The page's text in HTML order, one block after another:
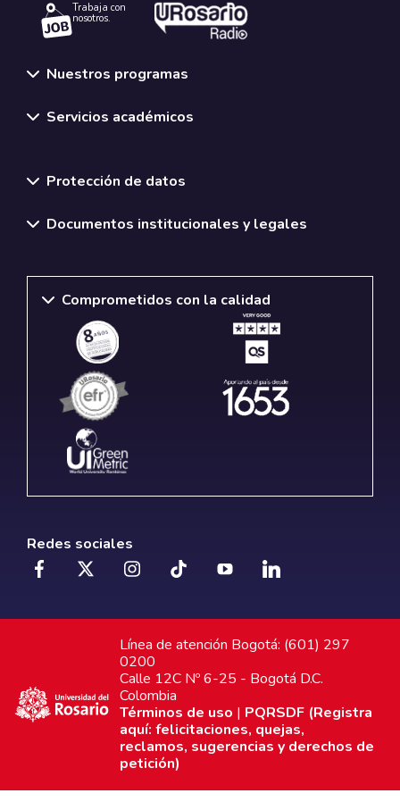
Trabaja con
nosotros.
Nuestros programas
Servicios académicos
Protección de datos
Documentos institucionales y legales
Comprometidos con la calidad
Redes sociales
Línea de atención Bogotá: (601) 297
0200
Calle 12C Nº 6-25 - Bogotá D.C.
Colombia
Términos de uso | PQRSDF (Registra
aquí: felicitaciones, quejas,
reclamos, sugerencias y derechos de
petición)